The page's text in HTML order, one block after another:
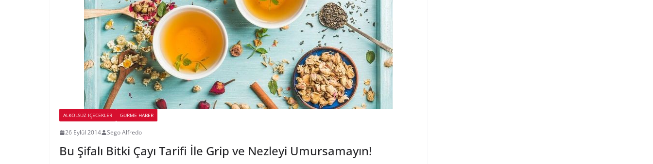
ALKOLSÜZ IÇECEKLER GURME HABER
26 Eylül 2014 Sego Alfredo
Bu Şifalı Bitki Çayı Tarifi İle Grip ve Nezleyi Umursamayın!